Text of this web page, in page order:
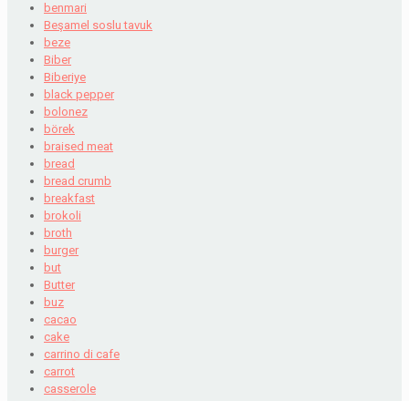
benmari
Beşamel soslu tavuk
beze
Biber
Biberiye
black pepper
bolonez
börek
braised meat
bread
bread crumb
breakfast
brokoli
broth
burger
but
Butter
buz
cacao
cake
carrino di cafe
carrot
casserole